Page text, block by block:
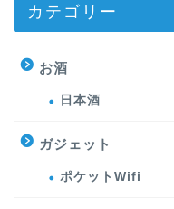
カテゴリー
お酒
日本酒
ガジェット
ポケットWifi